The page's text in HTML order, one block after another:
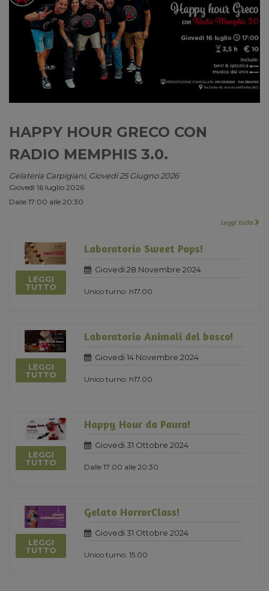
HAPPY HOUR GRECO CON
RADIO MEMPHIS 3.0.
Gelateria Carpigiani, Giovedi 25 Giugno 2026
Giovedì 16 luglio 2026
Dalle 17:00 alle 20:30
Leggi tutto
LEGGI
TUTTO
Laboratorio Sweet Pops!
Giovedi 28 Novembre 2024
Unico turno: h17.00
LEGGI
TUTTO
Laboratorio Animali del bosco!
Giovedi 14 Novembre 2024
Unico turno: h17.00
LEGGI
TUTTO
Happy Hour da Paura!
Giovedi 31 Ottobre 2024
Dalle 17:00 alle 20:30
LEGGI
TUTTO
Gelato HorrorClass!
Giovedi 31 Ottobre 2024
Unico turno: 15.00